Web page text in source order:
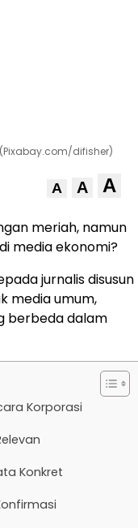
difisher)
A A A
meriah, namun
media ekonomi?
jurnalis disusun
media umum,
berbeda dalam
Korporasi
Konkret